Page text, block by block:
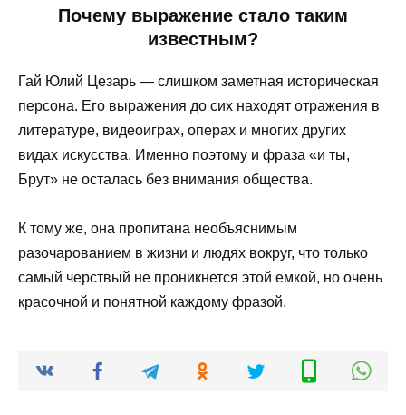
Почему выражение стало таким
известным?
Гай Юлий Цезарь — слишком заметная историческая
персона. Его выражения до сих находят отражения в
литературе, видеоиграх, операх и многих других
видах искусства. Именно поэтому и фраза «и ты,
Брут» не осталась без внимания общества.
К тому же, она пропитана необъяснимым
разочарованием в жизни и людях вокруг, что только
самый черствый не проникнется этой емкой, но очень
красочной и понятной каждому фразой.